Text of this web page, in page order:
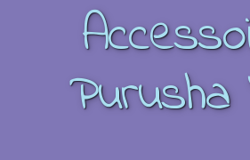
Purusha